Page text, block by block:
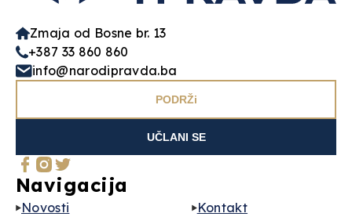
Zmaja od Bosne br. 13
+387 33 860 860
info@narodipravda.ba
PODRŽi
UČLANI SE
Navigacija
Novosti
Kontakt